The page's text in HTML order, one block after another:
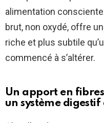
alimentation
brut, non oxydé, offre
riche et plus subtile
commencé à s’altérer.
Un apport en
un système digestif